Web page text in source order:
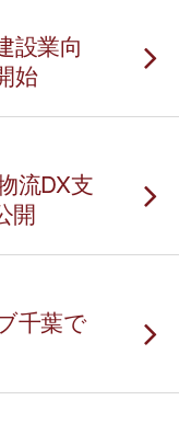
設業向
始
流DX支
開
千葉で